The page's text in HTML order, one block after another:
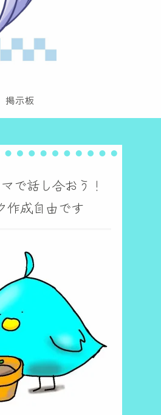
掲示板
で話し合おう！
作成自由です